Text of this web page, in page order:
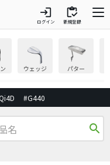
login
ログイン
inventory
新規登録
ウェッジ パター
#G440
search